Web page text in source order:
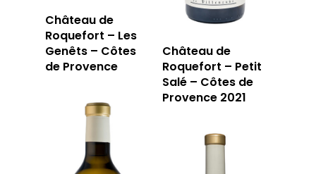
Château de
Roquefort – Les
Genêts – Côtes
de Provence
Château de
Roquefort – Petit
Salé – Côtes de
Provence 2021